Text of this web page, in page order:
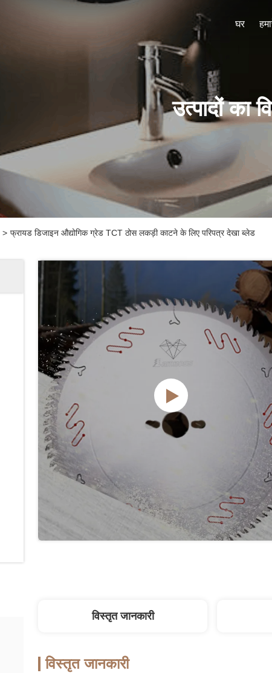
घर
उत्पादों का
> फ्रायड डिजाइन औद्योगिक ग्रेड TCT ठोस लकड़ी काटने के लिए परिपत्र देखा ब्लेड
विस्तृत जानकारी
विस्तृत जानकारी